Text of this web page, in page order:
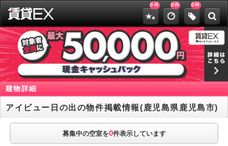
0 件 0件 0件
建物詳細
アイビュー日の出の物件掲載情報(鹿児島県鹿児島市)
募集中の空室を0件表示しています